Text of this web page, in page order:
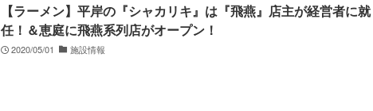
【ラーメン】平岸の『シャカリキ』は『飛燕』店主が経営者に就
任！＆恵庭に飛燕系列店がオープン！
2020/05/01 施設情報